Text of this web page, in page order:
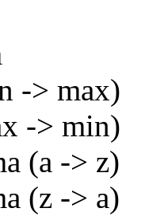
-> max)
-> min)
(а -> z)
(z -> а)